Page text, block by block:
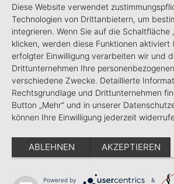
Diese Website verwendet
Technologien von Drittanbietern, um
integrieren. Wenn Sie auf die Schaltfläche
klicken, werden diese Funktionen aktiviert
erfolgter Einwilligung verarbeiten wir und
Drittunternehmen Ihre
verschiedene Zwecke. Detaillierte
Rechtsgrundlage und Drittunternehmen
Button „Mehr“ und in unserer
können Ihre Einwilligung jederzeit
ABLEHNEN AKZEPTIEREN
Powered by &